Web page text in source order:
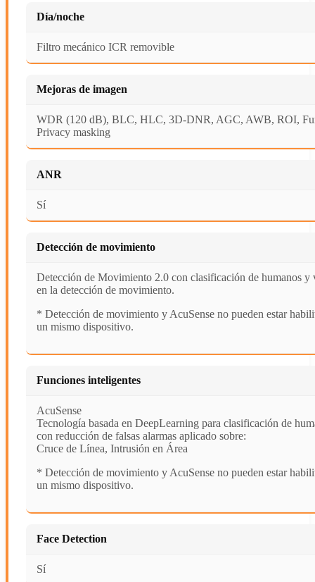
Día/noche
Filtro mecánico ICR removible
Mejoras de imagen
WDR (120 dB), BLC, HLC, 3D-DNR, AGC, AWB, ROI,
Privacy masking
ANR
Sí
Detección de movimiento
Detección de Movimiento 2.0 con clasificación de humanos y
en la detección de movimiento.
* Detección de movimiento y AcuSense no pueden estar
un mismo dispositivo.
Funciones inteligentes
AcuSense
Tecnología basada en DeepLearning para clasificación de
con reducción de falsas alarmas aplicado sobre:
Cruce de Línea, Intrusión en Área
* Detección de movimiento y AcuSense no pueden estar
un mismo dispositivo.
Face Detection
Sí